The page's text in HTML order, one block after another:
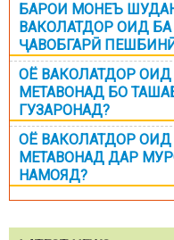
БАРОИ МОНЕЪ
ВАКОЛАТДОР ОИД
ҶАВОБГАРӢ
ОЁ ВАКОЛАТДОР
МЕТАВОНАД БО
ГУЗАРОНАД?
ОЁ ВАКОЛАТДОР
МЕТАВОНАД ДАР
НАМОЯД?